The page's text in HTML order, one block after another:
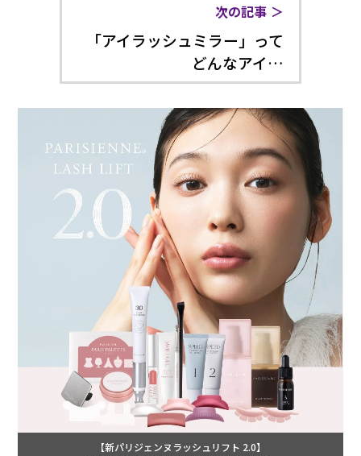
次の記事
「アイラッシュミラー」って
どんなアイ…
【新パリジェンヌラッシュリフト 2.0】